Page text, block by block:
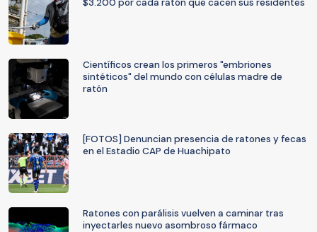
$3.200 por cada ratón que cacen sus residentes
Científicos crean los primeros "embriones
sintéticos" del mundo con células madre de
ratón
[FOTOS] Denuncian presencia de ratones y fecas
en el Estadio CAP de Huachipato
Ratones con parálisis vuelven a caminar tras
inyectarles nuevo asombroso fármaco